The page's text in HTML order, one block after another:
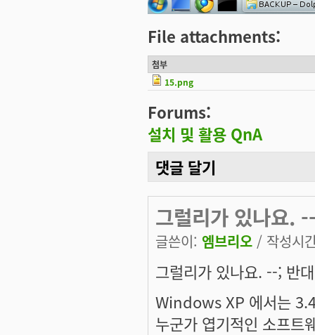
File attachments:
첨부
15.png
Forums:
설치 및 활용 QnA
댓글 달기
그럴리가 있나요.
글쓴이: 엠브리오 / 작성시
그럴리가 있나요. --; 반
Windows XP 에서는
누군가 엽기적인 소프트